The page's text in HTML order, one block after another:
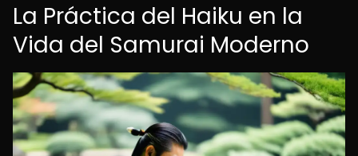
La Práctica del Haiku en la
Vida del Samurai Moderno